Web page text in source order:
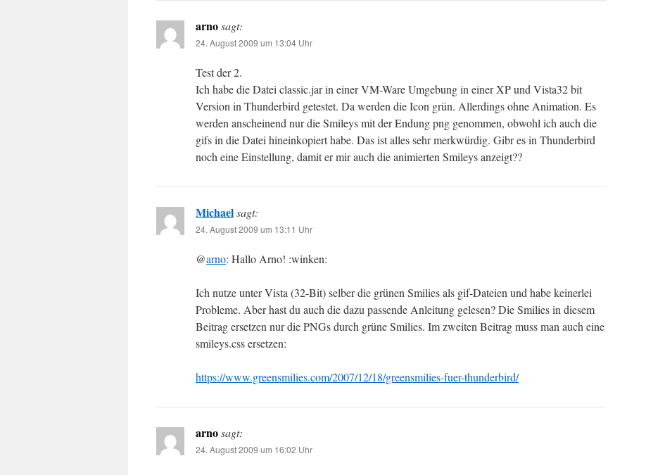
arnosagt:
24. August 2009 um 13:04 Uhr
Test der 2.
Ich habe die Datei classic.jar in einer VM-Ware Umgebung in einer XP und Vista32 bit
Version in Thunderbird getestet. Da werden die Icon grün. Allerdings ohne Animation. Es
werden anscheinend nur die Smileys mit der Endung png genommen, obwohl ich auch die
gifs in die Datei hineinkopiert habe. Das ist alles sehr merkwürdig. Gibr es in Thunderbird
noch eine Einstellung, damit er mir auch die animierten Smileys anzeigt??
Michaelsagt:
24. August 2009 um 13:11 Uhr
@arno: Hallo Arno! :winken:
Ich nutze unter Vista (32-Bit) selber die grünen Smilies als gif-Dateien und habe keinerlei
Probleme. Aber hast du auch die dazu passende Anleitung gelesen? Die Smilies in diesem
Beitrag ersetzen nur die PNGs durch grüne Smilies. Im zweiten Beitrag muss man auch eine
smileys.css ersetzen:
https://www.greensmilies.com/2007/12/18/greensmilies-fuer-thunderbird/
arnosagt:
24. August 2009 um 16:02 Uhr